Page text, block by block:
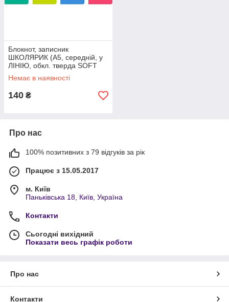
Блокнот, записник
ШКОЛЯРИК (А5, середній, у
ЛІНІЮ, обкл. тверда SOFT
TOUCH, колір в асортименті)
Немає в наявності
140 ₴
Про нас
100% позитивних з 79 відгуків за рік
Працює з 15.05.2017
м. Київ
Паньківська 18, Київ, Україна
Контакти
Сьогодні вихідний
Показати весь графік роботи
Про нас
Контакти